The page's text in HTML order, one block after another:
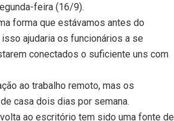
feira (16/9).
forma que estávamos antes do
ajudaria os funcionários a se
conectados o suficiente uns com
ao trabalho remoto, mas os
casa dois dias por semana.
ao escritório tem sido uma fonte de